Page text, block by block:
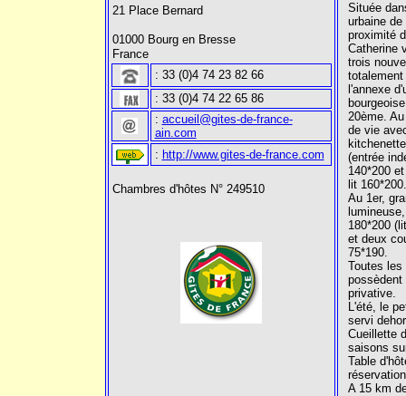
21 Place Bernard
01000 Bourg en Bresse
France
: 33 (0)4 74 23 82 66
: 33 (0)4 74 22 65 86
: accueil@gites-de-france-
ain.com
: http://www.gites-de-france.com
Chambres d'hôtes N° 249510
Située
urbaine
proximité
Catherine
trois
l'annexe
20ème.
de vie
(entrée
140*200
lit 160*200.
Au 1er,
180*200
et deux
75*190.
Toutes les
possèdent
privative.
L'été, le
servi
Cueillette
saisons
Table
A 15 km